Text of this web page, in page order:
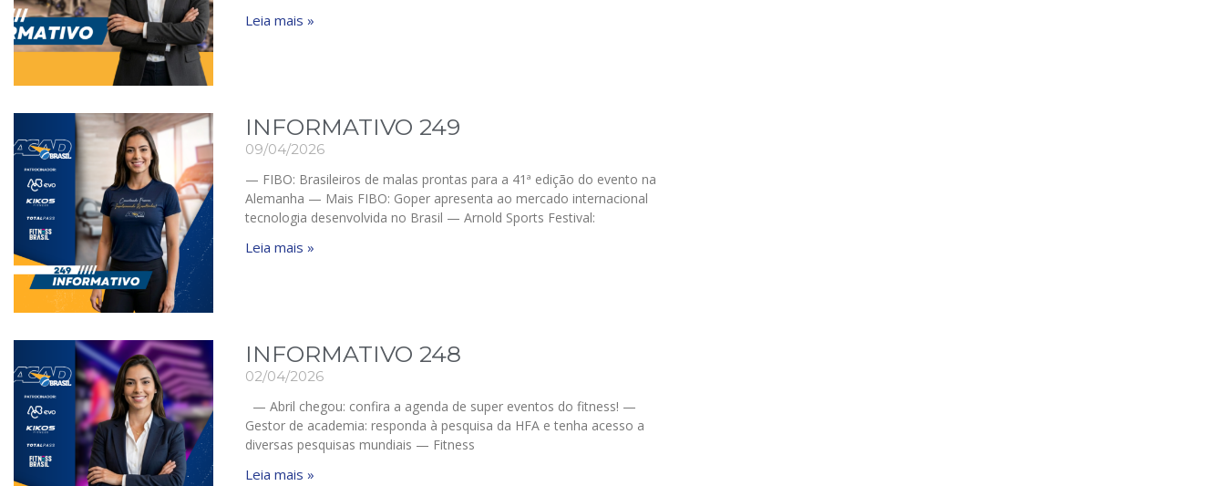
Leia mais »
INFORMATIVO 249
09/04/2026
— FIBO: Brasileiros de malas prontas para a 41ª edição do evento na
Alemanha — Mais FIBO: Goper apresenta ao mercado internacional
tecnologia desenvolvida no Brasil — Arnold Sports Festival:
Leia mais »
INFORMATIVO 248
02/04/2026
— Abril chegou: confira a agenda de super eventos do fitness! —
Gestor de academia: responda à pesquisa da HFA e tenha acesso a
diversas pesquisas mundiais — Fitness
Leia mais »